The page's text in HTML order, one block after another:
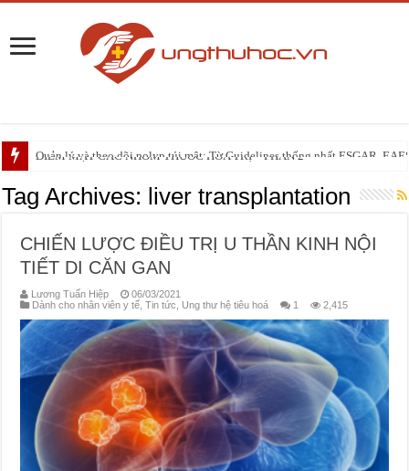
Quản lý và theo dõi polyp túi mật: Từ Guidelines thống nhất ESGAR,
ĐIỂM MẶT CÁC NHÓM THUỐC HÓA TRỊ – PHẦN 2
Cắt toàn bộ mạc treo trực tràng (TME): Lịch sử, hiện tại và tương lai
Tag Archives: liver transplantation
CHIẾN LƯỢC ĐIỀU TRỊ U THẦN KINH NỘI
TIẾT DI CĂN GAN
Lương Tuấn Hiệp
06/03/2021
Dành cho nhân viên y tế ,Tin tức Ung thư hệ tiêu hoá 1 2,415